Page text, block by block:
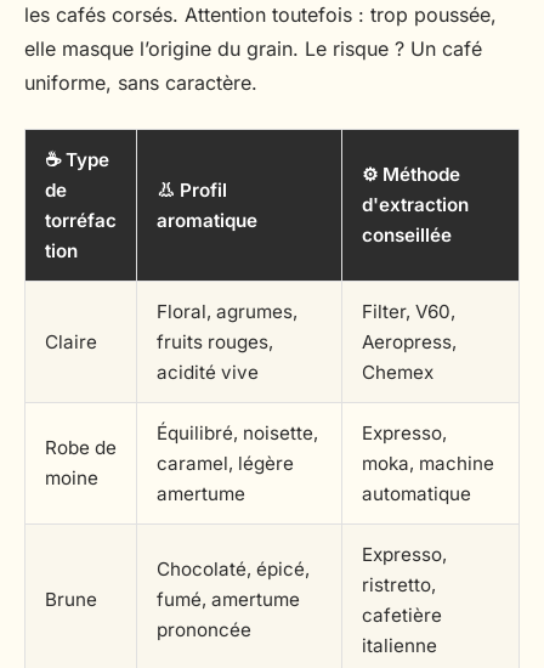
les cafés corsés. Attention toutefois : trop poussée,
elle masque l’origine du grain. Le risque ? Un café
uniforme, sans caractère.
☕ Type
de
torréfac
tion
👃 Profil
aromatique
⚙️ Méthode
d'extraction
conseillée
Claire
Floral, agrumes,
fruits rouges,
acidité vive
Filter, V60,
Aeropress,
Chemex
Robe de
moine
Équilibré, noisette,
caramel, légère
amertume
Expresso,
moka, machine
automatique
Brune
Chocolaté, épicé,
fumé, amertume
prononcée
Expresso,
ristretto,
cafetière
italienne